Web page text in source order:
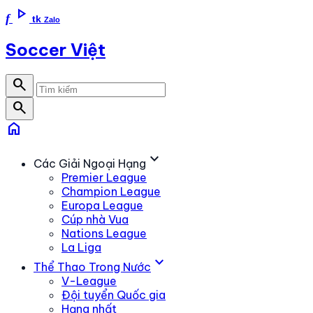
f play_arrow tk Zalo
Soccer Việt
search
search
home
Các Giải Ngoại Hạng expand_more
Premier League
Champion League
Europa League
Cúp nhà Vua
Nations League
La Liga
Thể Thao Trong Nước expand_more
V-League
Đội tuyển Quốc gia
Hạng nhất